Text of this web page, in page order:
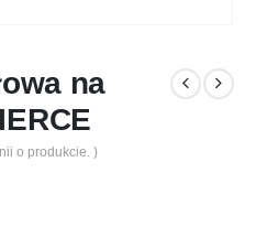
na
o produkcie. )